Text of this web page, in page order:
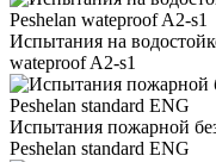
Испытания на
wateproof A2-s1
Испытания пожарной
Peshelan standard ENG